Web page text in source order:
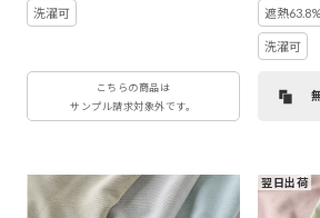
洗濯可
こちらの商品は
サンプル請求対象外です。
遮熱
洗濯可
翌日出荷